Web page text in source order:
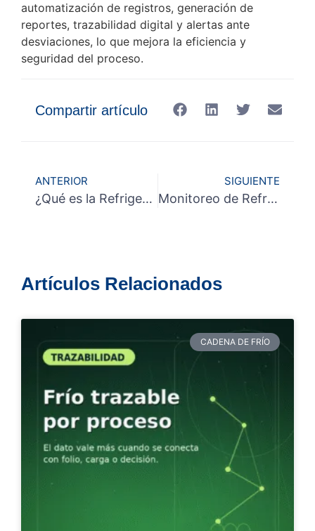
automatización de registros, generación de
reportes, trazabilidad digital y alertas ante
desviaciones, lo que mejora la eficiencia y
seguridad del proceso.
Compartir artículo
ANTERIOR
¿Qué es la Refrigeración Industrial y Comercial y Por Qué es Vital?
SIGUIENTE
Monitoreo de Refrigeración de Alimentos: Control Total y Sin Pérdidas para tu Industria
Artículos Relacionados
CADENA DE FRÍO